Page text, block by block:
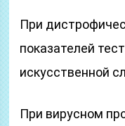
При
показателей
искусственной
При вирусном